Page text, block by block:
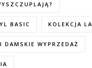
BASIC KOLEKCJA
DAMSKIE WYPRZEDAŻ